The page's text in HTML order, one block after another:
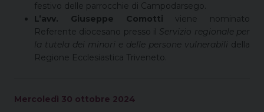
festivo delle parrocchie di Campodarsego.
L’avv. Giuseppe Comotti viene nominato
Referente diocesano presso il Servizio regionale per
la tutela dei minori e delle persone vulnerabili della
Regione Ecclesiastica Triveneto.
Mercoledì 30 ottobre 2024